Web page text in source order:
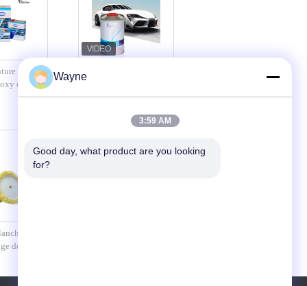
en
aux UV,
Primateur de peinture
résistant aux produits
jaune
des
Wayne
3:59 AM
Good day, what product are you looking
for?